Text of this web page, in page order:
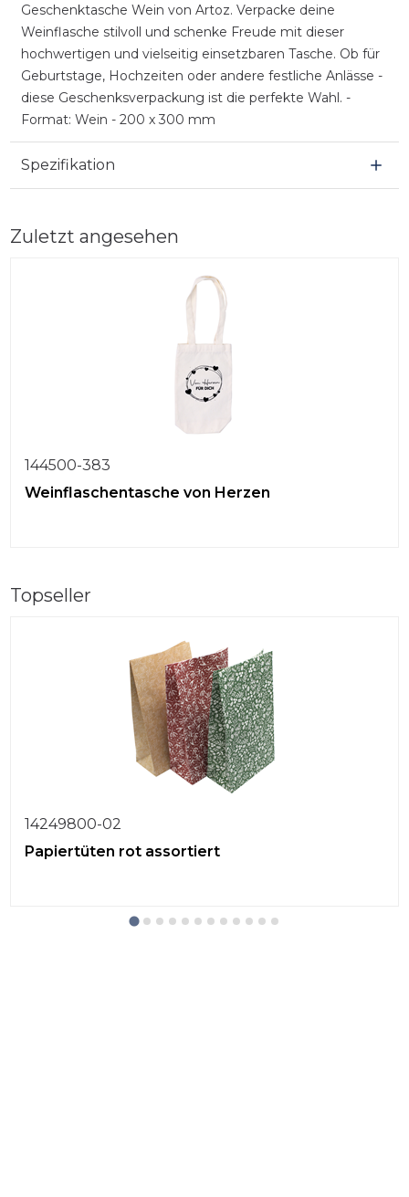
Geschenktasche Wein von Artoz. Verpacke deine
Weinflasche stilvoll und schenke Freude mit dieser
hochwertigen und vielseitig einsetzbaren Tasche. Ob für
Geburtstage, Hochzeiten oder andere festliche Anlässe -
diese Geschenksverpackung ist die perfekte Wahl. -
Format: Wein - 200 x 300 mm
Spezifikation
Zuletzt angesehen
144500-383
Weinflaschentasche von Herzen
Topseller
14249800-02
Papiertüten rot assortiert